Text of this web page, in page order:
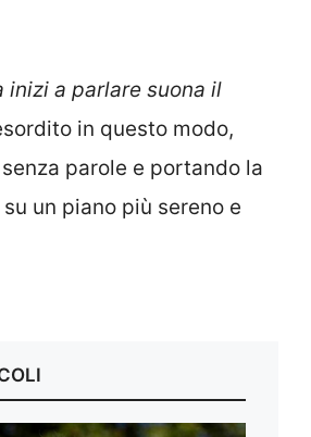
inizi a parlare suona il
in questo modo,
parole e portando la
un piano più sereno e